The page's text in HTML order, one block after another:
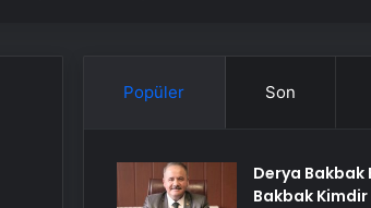
Popüler Son
Derya Bakbak
Bakbak Kimdir